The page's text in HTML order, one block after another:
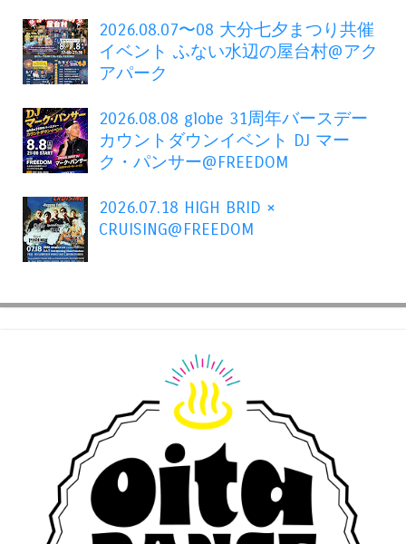
2026.08.07〜08 大分七夕まつり共催
イベント ふない水辺の屋台村@アク
アパーク
2026.08.08 globe 31周年バースデー
カウントダウンイベント DJ マー
ク・パンサー@FREEDOM
2026.07.18 HIGH BRID ×
CRUISING@FREEDOM